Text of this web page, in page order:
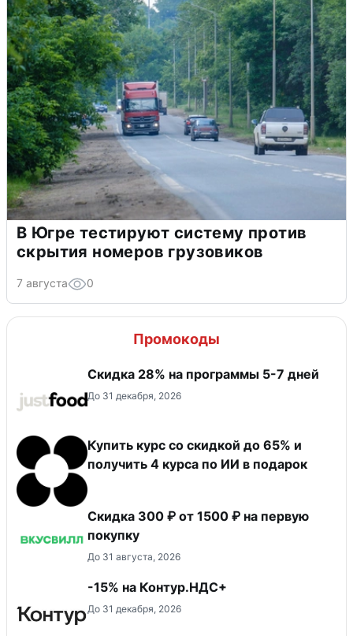
В Югре тестируют систему против
скрытия номеров грузовиков
7 августа 0
Промокоды
Скидка 28% на программы 5-7 дней
До 31 декабря, 2026
Купить курс со скидкой до 65% и
получить 4 курса по ИИ в подарок
Скидка 300 ₽ от 1500 ₽ на первую
покупку
До 31 августа, 2026
-15% на Контур.НДС+
До 31 декабря, 2026